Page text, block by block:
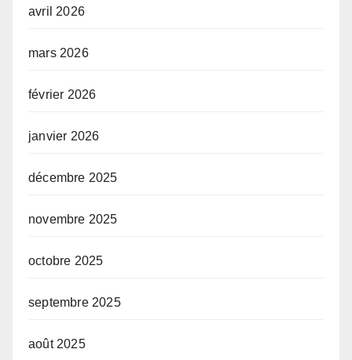
avril 2026
mars 2026
février 2026
janvier 2026
décembre 2025
novembre 2025
octobre 2025
septembre 2025
août 2025